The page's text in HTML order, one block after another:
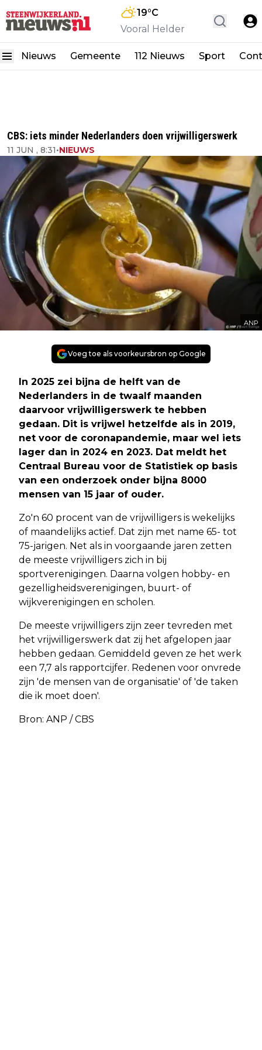
19°C
Vooral Helder
Nieuws Gemeente 112 Nieuws Sport
CBS: iets minder Nederlanders doen vrijwilligerswerk
11 JUN , 8:31•NIEUWS
ANP
Voeg toe als voorkeursbron op Google
In 2025 zei bijna de helft van de
Nederlanders in de twaalf maanden
daarvoor vrijwilligerswerk te hebben
gedaan. Dit is vrijwel hetzelfde als in 2019,
net voor de coronapandemie, maar wel iets
lager dan in 2024 en 2023. Dat meldt het
Centraal Bureau voor de Statistiek op basis
van een onderzoek onder bijna 8000
mensen van 15 jaar of ouder.
Zo'n 60 procent van de vrijwilligers is wekelijks
of maandelijks actief. Dat zijn met name 65- tot
75-jarigen. Net als in voorgaande jaren zetten
de meeste vrijwilligers zich in bij
sportverenigingen. Daarna volgen hobby- en
gezelligheidsverenigingen, buurt- of
wijkverenigingen en scholen.
De meeste vrijwilligers zijn zeer tevreden met
het vrijwilligerswerk dat zij het afgelopen jaar
hebben gedaan. Gemiddeld geven ze het werk
een 7,7 als rapportcijfer. Redenen voor onvrede
zijn 'de mensen van de organisatie' of 'de taken
die ik moet doen'.
Bron: ANP / CBS